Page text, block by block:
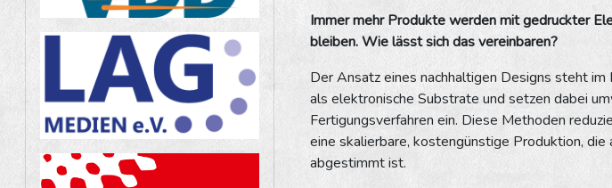
Immer mehr Produkte werden mit gedruckter
bleiben. Wie lässt sich das vereinbaren?
Der Ansatz eines nachhaltigen Designs steht
als elektronische Substrate und setzen dabei
Fertigungsverfahren ein. Diese Methoden
eine skalierbare, kostengünstige Produktion,
abgestimmt ist.